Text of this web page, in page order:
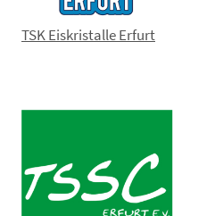
TSK Eiskristalle Erfurt